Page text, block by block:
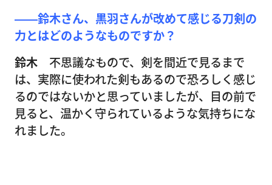
――鈴木さん、黒羽さんが改めて感じる刀剣の
力とはどのようなものですか？
鈴木 不思議なもので、剣を間近で見るまで
は、実際に使われた剣もあるので恐ろしく感じ
るのではないかと思っていましたが、目の前で
見ると、温かく守られているような気持ちにな
れました。